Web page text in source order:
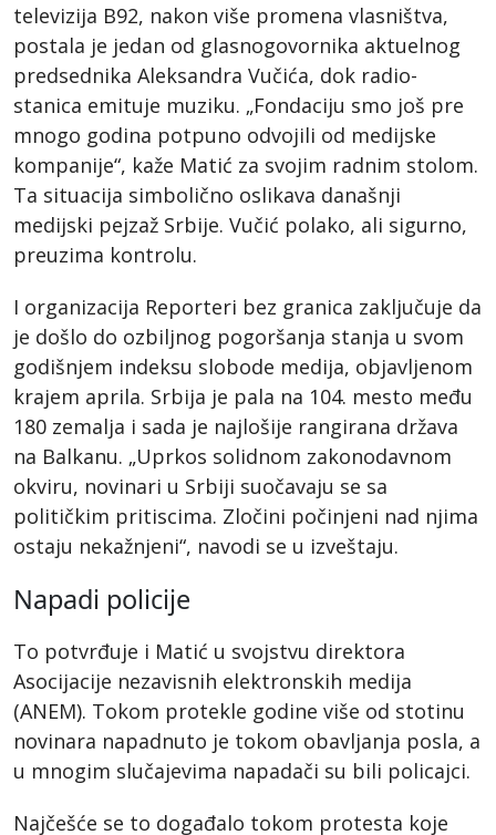
televizija B92, nakon više promena vlasništva,
postala je jedan od glasnogovornika aktuelnog
predsednika Aleksandra Vučića, dok radio-
stanica emituje muziku. „Fondaciju smo još pre
mnogo godina potpuno odvojili od medijske
kompanije“, kaže Matić za svojim radnim stolom.
Ta situacija simbolično oslikava današnji
medijski pejzaž Srbije. Vučić polako, ali sigurno,
preuzima kontrolu.
I organizacija Reporteri bez granica zaključuje da
je došlo do ozbiljnog pogoršanja stanja u svom
godišnjem indeksu slobode medija, objavljenom
krajem aprila. Srbija je pala na 104. mesto među
180 zemalja i sada je najlošije rangirana država
na Balkanu. „Uprkos solidnom zakonodavnom
okviru, novinari u Srbiji suočavaju se sa
političkim pritiscima. Zločini počinjeni nad njima
ostaju nekažnjeni“, navodi se u izveštaju.
Napadi policije
To potvrđuje i Matić u svojstvu direktora
Asocijacije nezavisnih elektronskih medija
(ANEM). Tokom protekle godine više od stotinu
novinara napadnuto je tokom obavljanja posla, a
u mnogim slučajevima napadači su bili policajci.
Najčešće se to događalo tokom protesta koje